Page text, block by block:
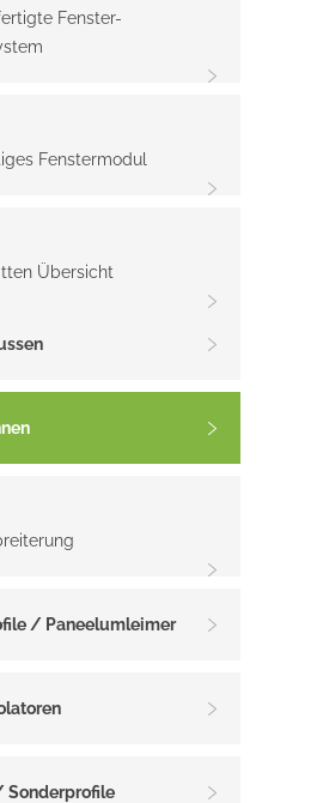
Fenster-
Fenstermodul
Übersicht
/ Paneelumleimer